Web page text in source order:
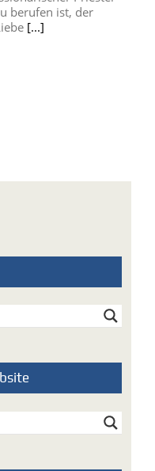
berufen ist, der
[...]